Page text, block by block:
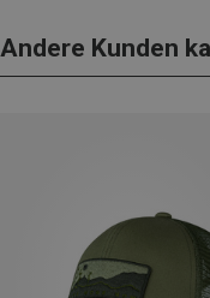
Andere Kunden